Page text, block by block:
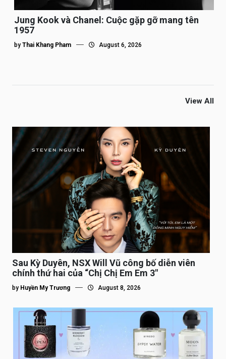
Jung Kook và Chanel: Cuộc gặp gỡ mang tên
1957
by Thai Khang Pham August 6, 2026
View All
Sau Kỳ Duyên, NSX Will Vũ công bố diễn viên
chính thứ hai của “Chị Chị Em Em 3″
by Huyền My Trương August 8, 2026